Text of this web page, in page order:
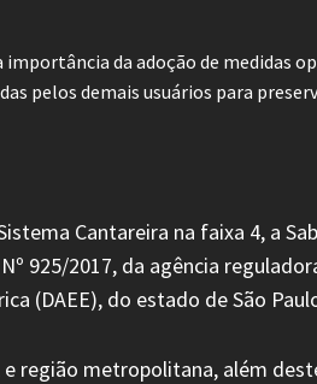
importância da adoção de medidas
pelos demais usuários para
Cantareira na faixa 4, a
925/2017, da agência
(DAEE), do estado de São
região metropolitana, além